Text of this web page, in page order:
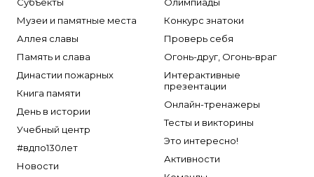
Музеи и памятные места
Аллея славы
Память и слава
Династии пожарных
Книга памяти
День в истории
Учебный центр
#вдпо130лет
Новости
Конкурс знатоки
Проверь себя
Огонь-друг, Огонь-враг
Интерактивные
презентации
Онлайн-тренажеры
Тесты и викторины
Это интересно!
Активности